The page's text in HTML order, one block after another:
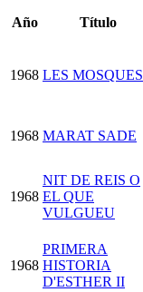
Año Título
1968 LES MOSQUES
1968 MARAT SADE
1968
NIT DE REIS O
EL QUE
VULGUEU
1968
PRIMERA
HISTORIA
D'ESTHER II